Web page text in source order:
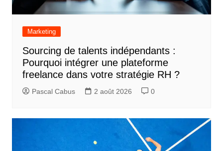
Marketing
Sourcing de talents indépendants :
Pourquoi intégrer une plateforme
freelance dans votre stratégie RH ?
Pascal Cabus 2 août 2026 0